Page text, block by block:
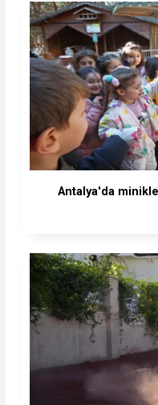
Antalya'da